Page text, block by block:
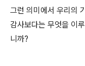
그런 의미에서 우리의
감사보다는 무엇을 이
니까?